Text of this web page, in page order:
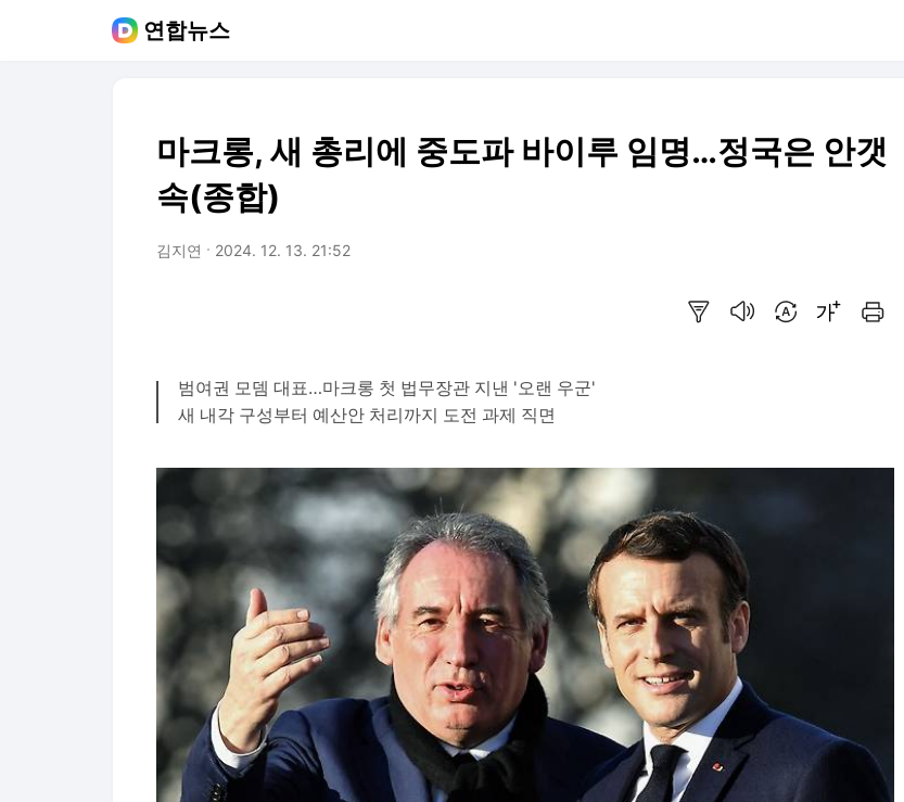
연합뉴스
마크롱, 새 총리에 중도파 바이루 임명…정국은 안갯
속(종합)
김지연 2024. 12. 13. 21:52
범여권 모뎀 대표…마크롱 첫 법무장관 지낸 '오랜 우군'
새 내각 구성부터 예산안 처리까지 도전 과제 직면